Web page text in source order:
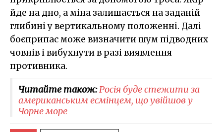
йде на дно, а міна залишається на заданій
глибині у вертикальному положенні. Далі
боєприпас може визначити шум підводних
човнів і вибухнути в разі виявлення
противника.
Читайте також:Росія буде стежити за
американським есмінцем, що увійшов у
Чорне море